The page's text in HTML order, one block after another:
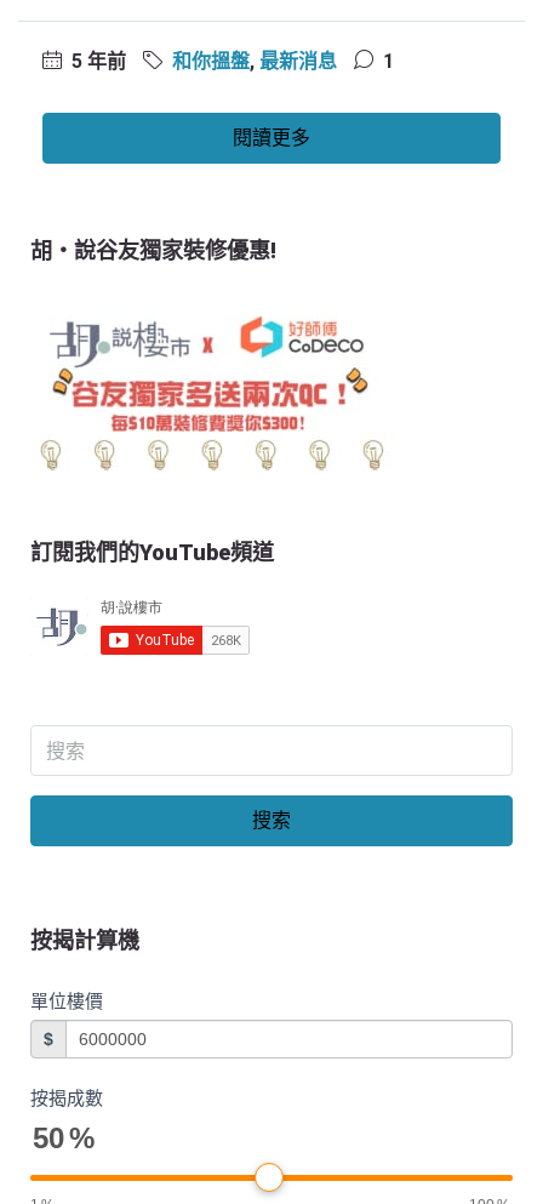
5 年前 和你搵盤, 最新消息 1
閱讀更多
胡‧說谷友獨家裝修優惠!
訂閱我們的YouTube頻道
搜索
按揭計算機
單位樓價
$
按揭成數
50%